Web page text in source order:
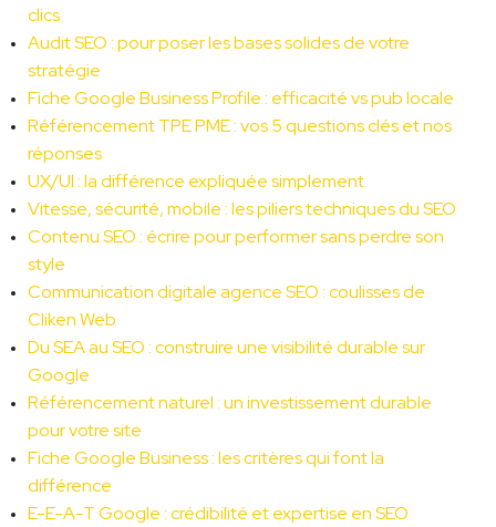
clics
Audit SEO : pour poser les bases solides de votre
stratégie
Fiche Google Business Profile : efficacité vs pub locale
Référencement TPE PME : vos 5 questions clés et nos
réponses
UX/UI : la différence expliquée simplement
Vitesse, sécurité, mobile : les piliers techniques du SEO
Contenu SEO : écrire pour performer sans perdre son
style
Communication digitale agence SEO : coulisses de
Cliken Web
Du SEA au SEO : construire une visibilité durable sur
Google
Référencement naturel : un investissement durable
pour votre site
Fiche Google Business : les critères qui font la
différence
E-E-A-T Google : crédibilité et expertise en SEO